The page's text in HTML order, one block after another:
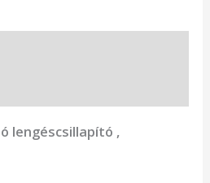
lengéscsillapító ,